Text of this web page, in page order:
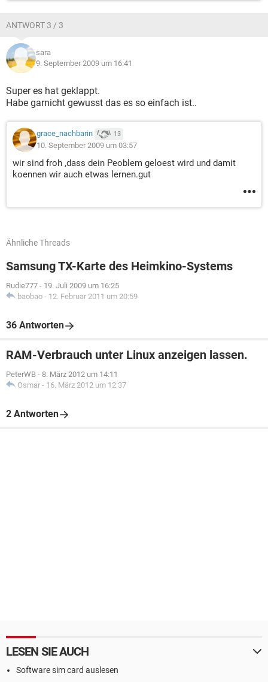
ANTWORT 3 / 3
sara
9. September 2009 um 16:41
Super es hat geklappt.
Habe garnicht gewusst das es so einfach ist..
grace_nachbarin 13
10. September 2009 um 03:57
wir sind froh ,dass dein Peoblem geloest wird und damit
koennen wir auch etwas lernen.gut
Ähnliche Threads
Samsung TX-Karte des Heimkino-Systems
Rudie777 - 19. Juli 2009 um 16:25
baobao - 12. Februar 2011 um 20:59
36 Antworten
RAM-Verbrauch unter Linux anzeigen lassen.
PeterWB - 8. März 2012 um 14:11
Osmar - 16. März 2012 um 12:37
2 Antworten
LESEN SIE AUCH
Software sim card auslesen